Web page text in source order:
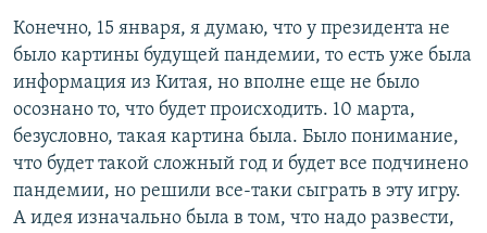
Конечно, 15 января, я думаю, что у президента не
было картины будущей пандемии, то есть уже была
информация из Китая, но вполне еще не было
осознано то, что будет происходить. 10 марта,
безусловно, такая картина была. Было понимание,
что будет такой сложный год и будет все подчинено
пандемии, но решили все-таки сыграть в эту игру.
А идея изначально была в том, что надо развести,